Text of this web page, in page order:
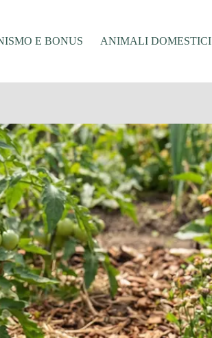
E BONUS ANIMALI DOMESTICI